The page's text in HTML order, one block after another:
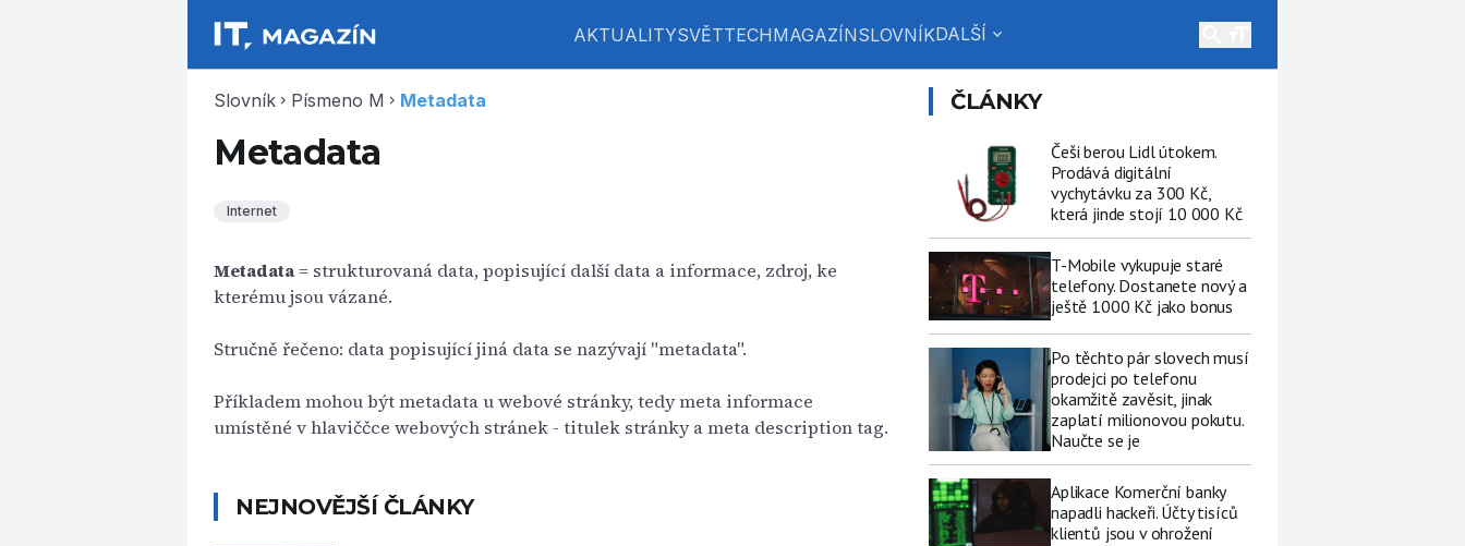
AKTUALITYSVĚTTECHMAGAZÍNSLOVNÍKDALŠÍ expand_more
Slovník chevron_right Písmeno M chevron_right Metadata
Metadata
Internet
Metadata= strukturovaná data, popisující další data a informace, zdroj, ke
kterému jsou vázané.
Stručně řečeno: data popisující jiná data se nazývají "metadata".
Příkladem mohou být metadata u webové stránky, tedy meta informace
umístěné v hlaviččce webových stránek - titulek stránky a meta description tag.
NEJNOVĚJŠÍ ČLÁNKY
ČLÁNKY
Češi berou Lidl útokem.
Prodává digitální
vychytávku za 300 Kč,
která jinde stojí 10 000 Kč
T-Mobile vykupuje staré
telefony. Dostanete nový a
ještě 1000 Kč jako bonus
Po těchto pár slovech musí
prodejci po telefonu
okamžitě zavěsit, jinak
zaplatí milionovou pokutu.
Naučte se je
Aplikace Komerční banky
napadli hackeři. Účty tisíců
klientů jsou v ohrožení